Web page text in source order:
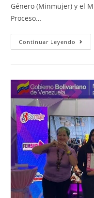
Género (Minmujer) y el
Proceso…
Continuar Leyendo